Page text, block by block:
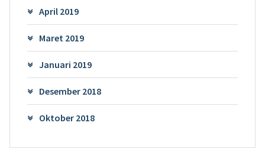
April 2019
Maret 2019
Januari 2019
Desember 2018
Oktober 2018